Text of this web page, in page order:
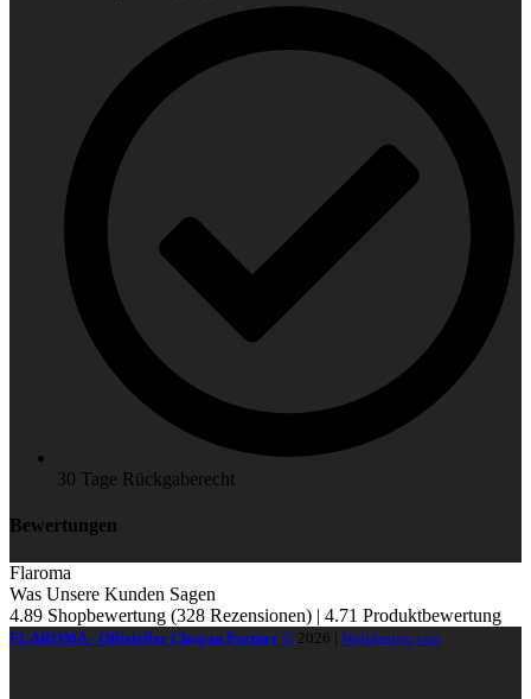
30 Tage Rückgaberecht
Bewertungen
Flaroma
Was Unsere Kunden Sagen
4.89 Shopbewertung (328 Rezensionen) | 4.71 Produktbewertung
FLAROMA - Offizieller Chogan Partner © 2026 Webdesign von